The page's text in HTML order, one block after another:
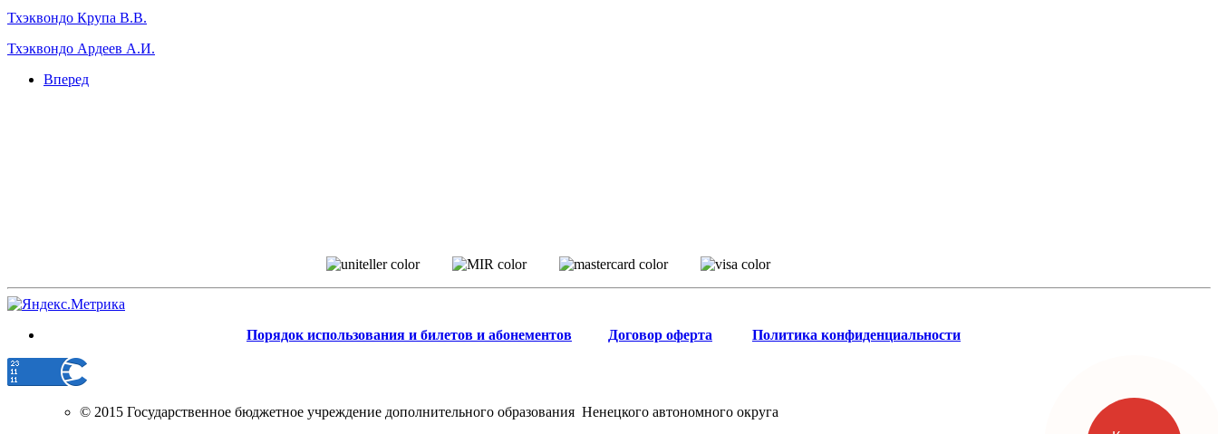
Тхэквондо Крупа В.В.
Тхэквондо Ардеев А.И.
Вперед
Порядок использования и билетов и абонементов Договор оферта Политика конфиденциальности
© 2015 Государственное бюджетное учреждение дополнительного образования Ненецкого автономного округа